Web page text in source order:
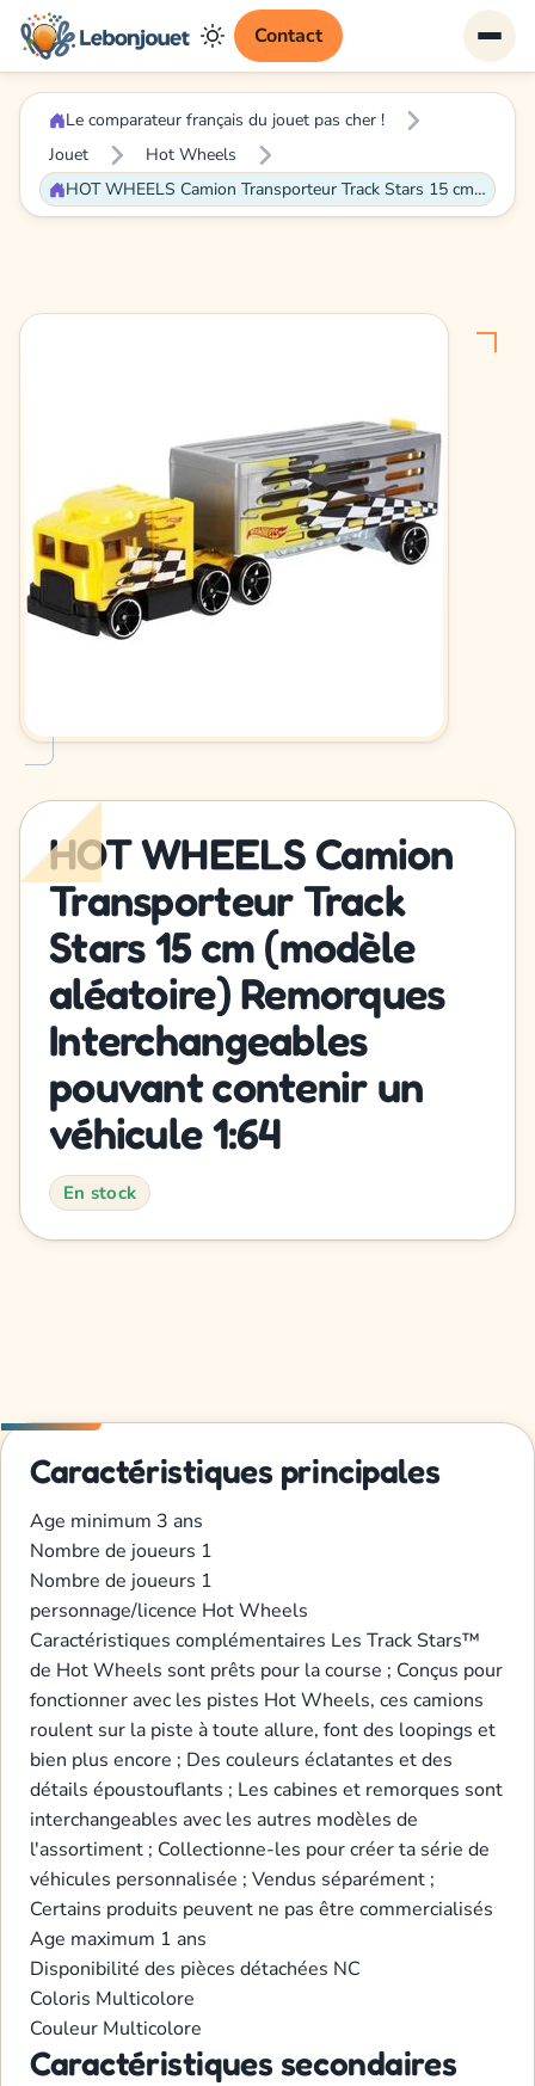
Contact
Le comparateur français du jouet pas cher !
Jouet
Hot Wheels
HOT WHEELS Camion Transporteur Track Stars 15 cm (modèle aléatoire) Remorques Interchangeables pouvant contenir un véhicule 1:64
HOT WHEELS Camion
Transporteur Track
Stars 15 cm (modèle
aléatoire) Remorques
Interchangeables
pouvant contenir un
véhicule 1:64
En stock
Caractéristiques principales
Age minimum 3 ans
Nombre de joueurs 1
Nombre de joueurs 1
personnage/licence Hot Wheels
Caractéristiques complémentaires Les Track Stars™
de Hot Wheels sont prêts pour la course ; Conçus pour
fonctionner avec les pistes Hot Wheels, ces camions
roulent sur la piste à toute allure, font des loopings et
bien plus encore ; Des couleurs éclatantes et des
détails époustouflants ; Les cabines et remorques sont
interchangeables avec les autres modèles de
l'assortiment ; Collectionne-les pour créer ta série de
véhicules personnalisée ; Vendus séparément ;
Certains produits peuvent ne pas être commercialisés
Age maximum 1 ans
Disponibilité des pièces détachées NC
Coloris Multicolore
Couleur Multicolore
Caractéristiques secondaires